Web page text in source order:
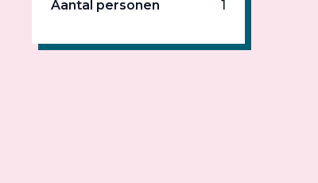
Aantal personen
1